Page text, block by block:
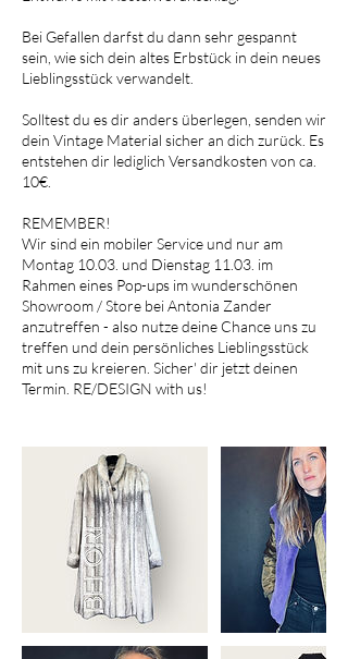
Bei Gefallen darfst du dann sehr gespannt
sein, wie sich dein altes Erbstück in dein neues
Lieblingsstück verwandelt.
Solltest du es dir anders überlegen, senden wir
dein Vintage Material sicher an dich zurück. Es
entstehen dir lediglich Versandkosten von ca.
10€.
REMEMBER!
Wir sind ein mobiler Service und nur am
Montag 10.03. und Dienstag 11.03. im
Rahmen eines Pop-ups im wunderschönen
Showroom / Store bei Antonia Zander
anzutreffen - also nutze deine Chance uns zu
treffen und dein persönliches Lieblingsstück
mit uns zu kreieren. Sicher' dir jetzt deinen
Termin. RE/DESIGN with us!